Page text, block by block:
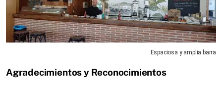
Espaciosa y amplia barra
Agradecimientos y Reconocimientos